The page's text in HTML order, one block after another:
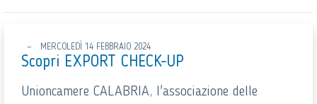
MERCOLEDÌ 14 FEBBRAIO 2024
Scopri EXPORT CHECK-UP
Unioncamere CALABRIA, l'associazione delle